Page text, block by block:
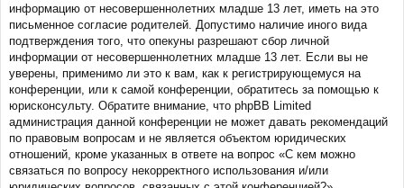
информацию от несовершеннолетних младше 13 лет, иметь на это
письменное согласие родителей. Допустимо наличие иного вида
подтверждения того, что опекуны разрешают сбор личной
информации от несовершеннолетних младше 13 лет. Если вы не
уверены, применимо ли это к вам, как к регистрирующемуся на
конференции, или к самой конференции, обратитесь за помощью к
юрисконсульту. Обратите внимание, что phpBB Limited
администрация данной конференции не может давать рекомендаций
по правовым вопросам и не является объектом юридических
отношений, кроме указанных в ответе на вопрос «С кем можно
связаться по вопросу некорректного использования и/или